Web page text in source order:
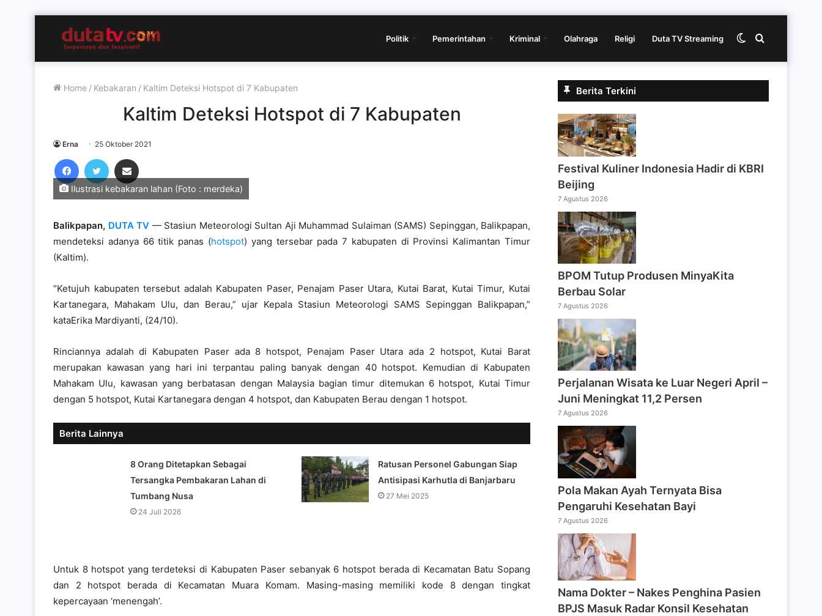
Politik Pemerintahan Kriminal Olahraga Religi Duta TV Streaming Cari
Switch
Home / Kebakaran / Kaltim Deteksi Hotspot di 7 Kabupaten
Kaltim Deteksi Hotspot di 7 Kabupaten
Erna 25 Oktober 2021
FacebookTwitter
Ilustrasi kebakaran lahan (Foto : merdeka)
Balikpapan, DUTA TV — Stasiun Meteorologi Sultan Aji Muhammad Sulaiman (SAMS) Sepinggan, Balikpapan,
mendeteksi adanya 66 titik panas (hotspot) yang tersebar pada 7 kabupaten di Provinsi Kalimantan Timur
(Kaltim).
“Ketujuh kabupaten tersebut adalah Kabupaten Paser, Penajam Paser Utara, Kutai Barat, Kutai Timur, Kutai
Kartanegara, Mahakam Ulu, dan Berau,” ujar Kepala Stasiun Meteorologi SAMS Sepinggan Balikpapan,”
kataErika Mardiyanti, (24/10).
Rinciannya adalah di Kabupaten Paser ada 8 hotspot, Penajam Paser Utara ada 2 hotspot, Kutai Barat
merupakan kawasan yang hari ini terpantau paling banyak dengan 40 hotspot. Kemudian di Kabupaten
Mahakam Ulu, kawasan yang berbatasan dengan Malaysia bagian timur ditemukan 6 hotspot, Kutai Timur
dengan 5 hotspot, Kutai Kartanegara dengan 4 hotspot, dan Kabupaten Berau dengan 1 hotspot.
Berita Lainnya
8 Orang Ditetapkan Sebagai
Tersangka Pembakaran Lahan di
Tumbang Nusa
24 Juli 2026
Ratusan Personel Gabungan Siap
Antisipasi Karhutla di Banjarbaru
27 Mei 2025
Untuk 8 hotspot yang terdeteksi di Kabupaten Paser sebanyak 6 hotspot berada di Kecamatan Batu Sopang
dan 2 hotspot berada di Kecamatan Muara Komam. Masing-masing memiliki kode 8 dengan tingkat
kepercayaan ‘menengah’.
Berita Terkini
Festival Kuliner Indonesia Hadir di KBRI
Beijing
7 Agustus 2026
BPOM Tutup Produsen MinyaKita
Berbau Solar
7 Agustus 2026
Perjalanan Wisata ke Luar Negeri April –
Juni Meningkat 11,2 Persen
7 Agustus 2026
Pola Makan Ayah Ternyata Bisa
Pengaruhi Kesehatan Bayi
7 Agustus 2026
Nama Dokter – Nakes Penghina Pasien
BPJS Masuk Radar Konsil Kesehatan